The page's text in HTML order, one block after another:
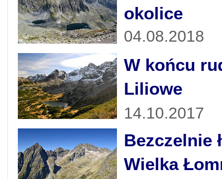
okolice
04.08.2018
W końcu
Liliowe
14.10.2017
Bezczelnie
Wielka